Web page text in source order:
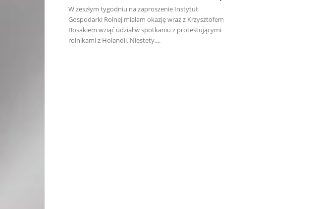
W zeszłym tygodniu na zaproszenie Instytut
Gospodarki Rolnej miałam okazję wraz z Krzysztofem
Bosakiem wziąć udział w spotkaniu z protestującymi
rolnikami z Holandii. Niestety,...